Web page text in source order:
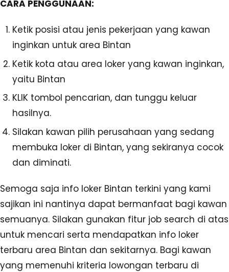
CARA PENGGUNAAN:
Ketik posisi atau jenis pekerjaan yang kawan
inginkan untuk area Bintan
Ketik kota atau area loker yang kawan inginkan,
yaitu Bintan
KLIK tombol pencarian, dan tunggu keluar
hasilnya.
Silakan kawan pilih perusahaan yang sedang
membuka loker di Bintan, yang sekiranya cocok
dan diminati.
Semoga saja info loker Bintan terkini yang kami
sajikan ini nantinya dapat bermanfaat bagi kawan
semuanya. Silakan gunakan fitur job search di atas
untuk mencari serta mendapatkan info loker
terbaru area Bintan dan sekitarnya. Bagi kawan
yang memenuhi kriteria lowongan terbaru di